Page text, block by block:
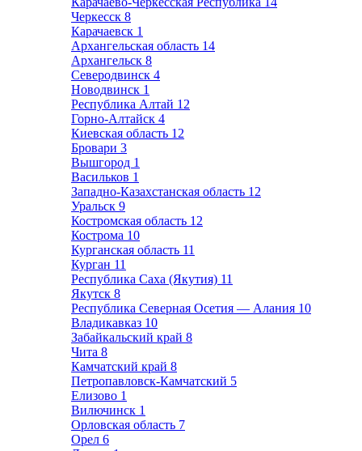
Черкесск 8
Карачаевск 1
Архангельская область 14
Архангельск 8
Северодвинск 4
Новодвинск 1
Республика Алтай 12
Горно-Алтайск 4
Киевская область 12
Бровари 3
Вышгород 1
Васильков 1
Западно-Казахстанская область 12
Уральск 9
Костромская область 12
Кострома 10
Курганская область 11
Курган 11
Республика Саха (Якутия) 11
Якутск 8
Республика Северная Осетия — Алания 10
Владикавказ 10
Забайкальский край 8
Чита 8
Камчатский край 8
Петропавловск-Камчатский 5
Елизово 1
Вилючинск 1
Орловская область 7
Орел 6